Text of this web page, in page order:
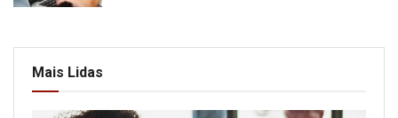
Mais Lidas